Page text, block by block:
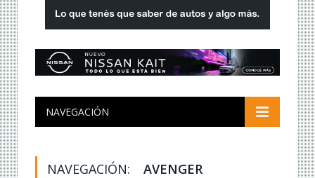
NAVEGACIÓN
NAVEGACIÓN: AVENGER